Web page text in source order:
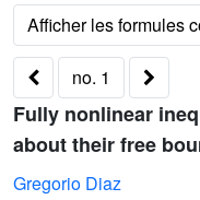
no. 1
Fully nonlinear
about their free
Gregorio Diaz